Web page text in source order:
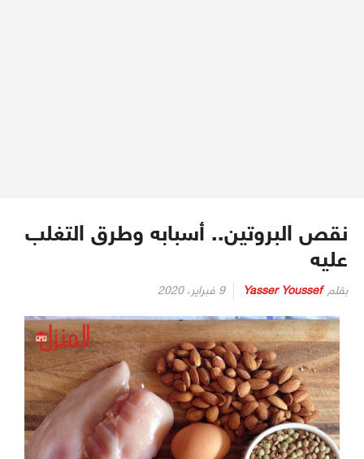
نقص البروتين.. أسبابه وطرق التغلب
عليه
بقلم Yasser Youssef 9 فبراير، 2020